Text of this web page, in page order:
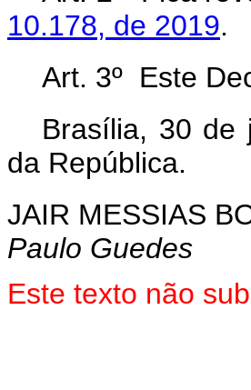
10.178, de 2019.
Art. 3º Este
Brasília, 30 de
da República.
JAIR MESSIAS
Paulo Guedes
Este texto não